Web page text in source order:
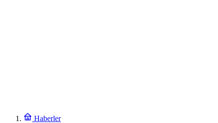
Haberler